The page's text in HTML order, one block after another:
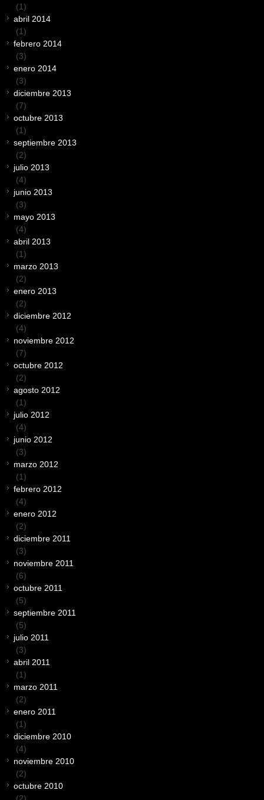
(1)
abril 2014
(1)
febrero 2014
(3)
enero 2014
(3)
diciembre 2013
(7)
octubre 2013
(1)
septiembre 2013
(2)
julio 2013
(4)
junio 2013
(3)
mayo 2013
(4)
abril 2013
(1)
marzo 2013
(2)
enero 2013
(2)
diciembre 2012
(4)
noviembre 2012
(7)
octubre 2012
(2)
agosto 2012
(1)
julio 2012
(4)
junio 2012
(3)
marzo 2012
(1)
febrero 2012
(4)
enero 2012
(2)
diciembre 2011
(3)
noviembre 2011
(6)
octubre 2011
(5)
septiembre 2011
(5)
julio 2011
(3)
abril 2011
(1)
marzo 2011
(2)
enero 2011
(1)
diciembre 2010
(4)
noviembre 2010
(2)
octubre 2010